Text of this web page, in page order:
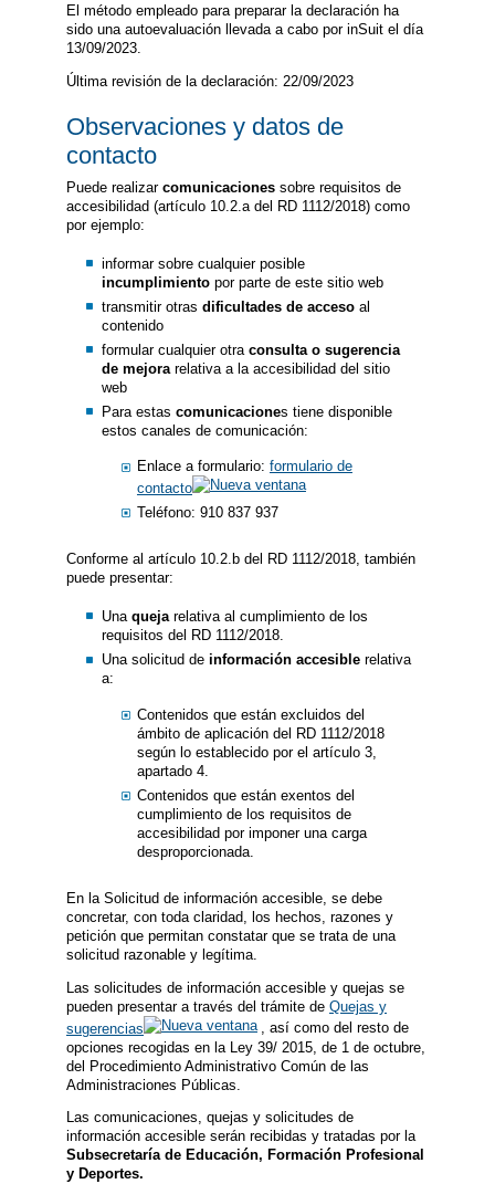
El método empleado para preparar la declaración ha
sido una autoevaluación llevada a cabo por inSuit el día
13/09/2023.
Última revisión de la declaración: 22/09/2023
Observaciones y datos de
contacto
Puede realizar comunicaciones sobre requisitos de
accesibilidad (artículo 10.2.a del RD 1112/2018) como
por ejemplo:
informar sobre cualquier posible
incumplimientopor parte de este sitio web
transmitir otras dificultades de accesoal
contenido
formular cualquier otra consulta o sugerencia
de mejorarelativa a la accesibilidad del sitio
web
Para estas comunicaciones tiene disponible
estos canales de comunicación:
Enlace a formulario: formulario de
contacto
Teléfono: 910 837 937
Conforme al artículo 10.2.b del RD 1112/2018, también
puede presentar:
Una quejarelativa al cumplimiento de los
requisitos del RD 1112/2018.
Una solicitud de información accesiblerelativa
a:
Contenidos que están excluidos del
ámbito de aplicación del RD 1112/2018
según lo establecido por el artículo 3,
apartado 4.
Contenidos que están exentos del
cumplimiento de los requisitos de
accesibilidad por imponer una carga
desproporcionada.
En la Solicitud de información accesible, se debe
concretar, con toda claridad, los hechos, razones y
petición que permitan constatar que se trata de una
solicitud razonable y legítima.
Las solicitudes de información accesible y quejas se
pueden presentar a través del trámite de Quejas y
sugerencias
, así como del resto de
opciones recogidas en la Ley 39/ 2015, de 1 de octubre,
del Procedimiento Administrativo Común de las
Administraciones Públicas.
Las comunicaciones, quejas y solicitudes de
información accesible serán recibidas y tratadas por la
Subsecretaría de Educación, Formación Profesional
y Deportes.